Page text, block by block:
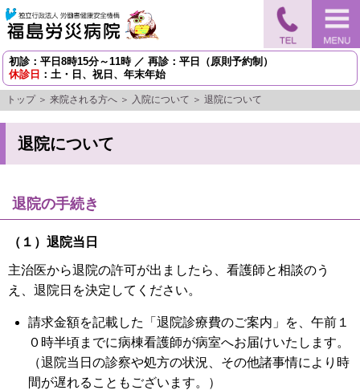
初診：平日8時15分～11時 ／ 再診：平日（原則予約制）
休診日 ：土・日、祝日、年末年始
トップ＞ 来院される方へ ＞ 入院について ＞ 退院について
退院について
退院の手続き
（１）退院当日
主治医から退院の許可が出ましたら、看護師と相談のう
え、退院日を決定してください。
請求金額を記載した「退院診療費のご案内」を、午前１
０時半頃までに病棟看護師が病室へお届けいたします。
（退院当日の診察や処方の状況、その他諸事情により時
間が遅れることもございます。）